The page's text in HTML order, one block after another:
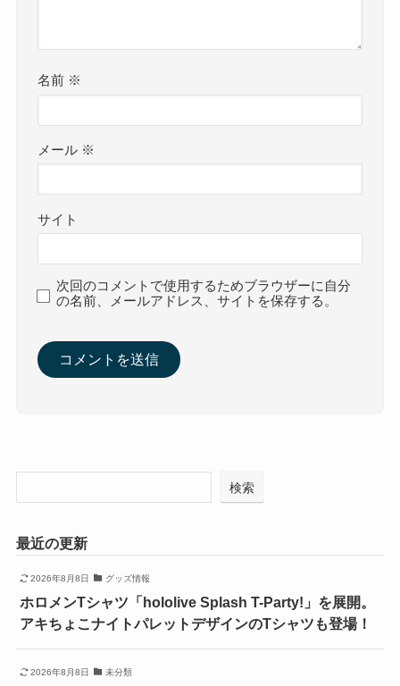
名前 ※
メール ※
サイト
次回のコメントで使用するためブラウザーに自分
の名前、メールアドレス、サイトを保存する。
検索
最近の更新
2026年8月8日 グッズ情報
ホロメンTシャツ「hololive Splash T-Party!」を展開。
アキちょこナイトパレットデザインのTシャツも登場！
2026年8月8日 未分類